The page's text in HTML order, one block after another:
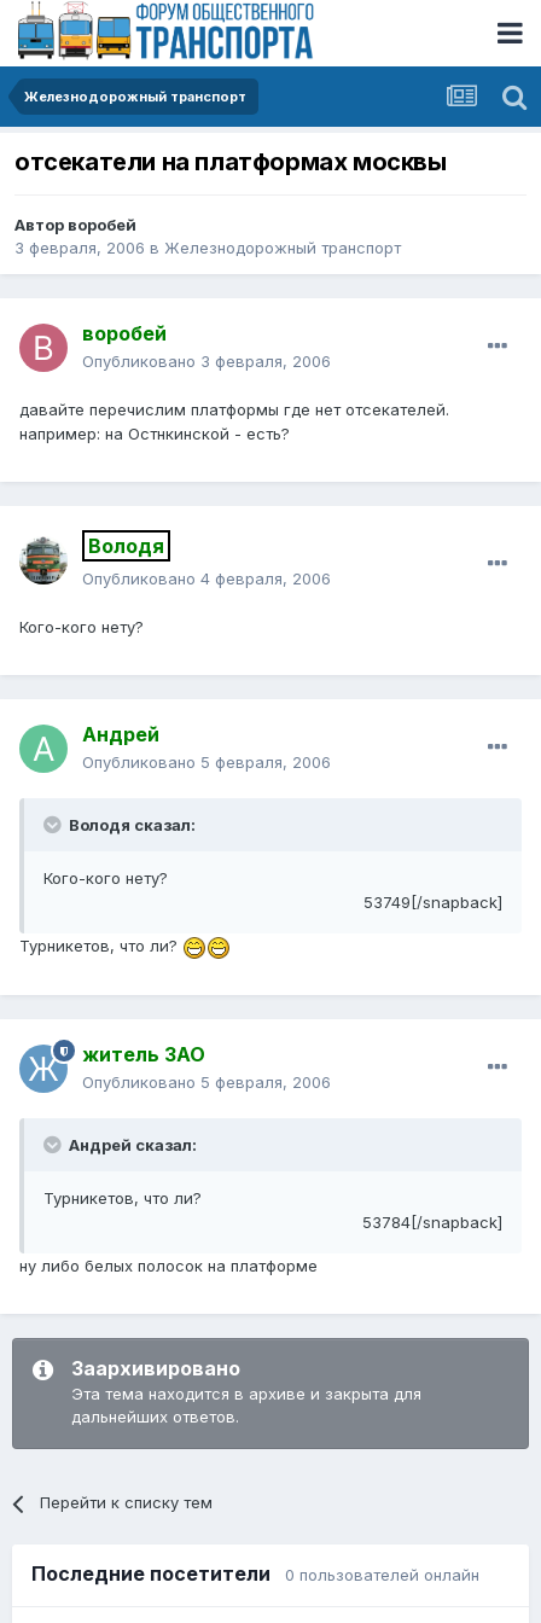
Железнодорожный транспорт
отсекатели на платформах москвы
Автор воробей
3 февраля, 2006 в Железнодорожный транспорт
воробей
Опубликовано 3 февраля, 2006
давайте перечислим платформы где нет отсекателей.
например: на Остнкинской - есть?
Володя
Опубликовано 4 февраля, 2006
Кого-кого нету?
Андрей
Опубликовано 5 февраля, 2006
Володя сказал:
Кого-кого нету?
53749[/snapback]
Турникетов, что ли?
житель ЗАО
Опубликовано 5 февраля, 2006
Андрей сказал:
Турникетов, что ли?
53784[/snapback]
ну либо белых полосок на платформе
Заархивировано
Эта тема находится в архиве и закрыта для
дальнейших ответов.
Перейти к списку тем
Последние посетители 0 пользователей онлайн